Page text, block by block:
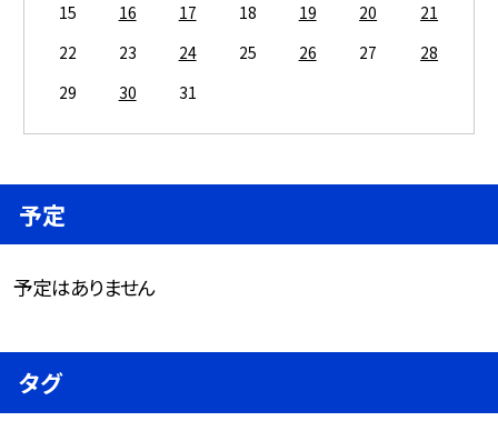
15
16 17 18 19 20
21
22
23 24 25 26 27
28
29
30 31
予定
予定はありません
タグ